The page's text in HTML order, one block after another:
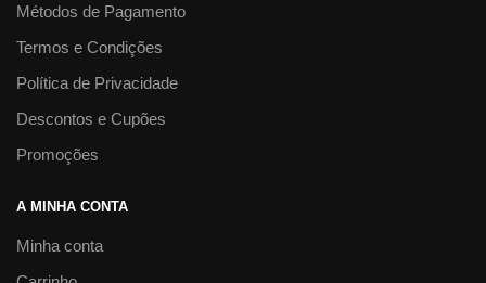
Métodos de Pagamento
Termos e Condições
Política de Privacidade
Descontos e Cupões
Promoções
A MINHA CONTA
Minha conta